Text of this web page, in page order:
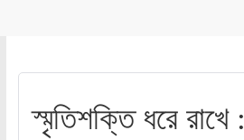
স্মৃতিশক্তি ধরে রাখে :